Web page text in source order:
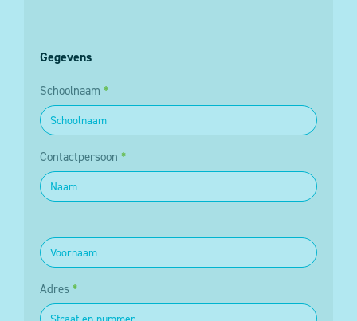
Gegevens
Schoolnaam *
Contactpersoon *
Adres *